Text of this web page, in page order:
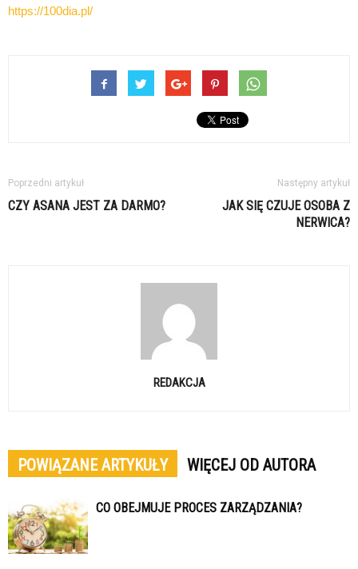
https://100dia.pl/
Poprzedni artykuł
CZY ASANA JEST ZA DARMO?
Następny artykuł
JAK SIĘ CZUJE OSOBA Z
NERWICA?
REDAKCJA
POWIĄZANE ARTYKUŁY WIĘCEJ OD AUTORA
CO OBEJMUJE PROCES ZARZĄDZANIA?